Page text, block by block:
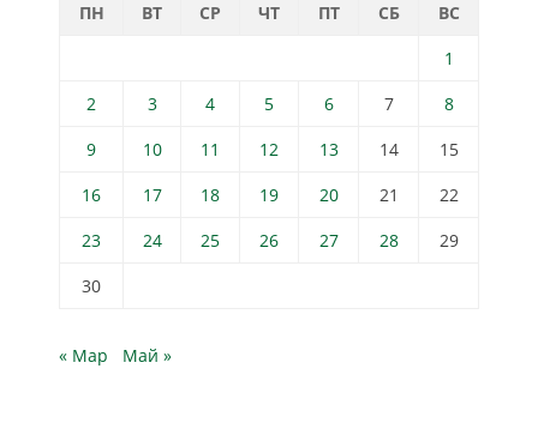
ПН ВТ СР ЧТ ПТ СБ
ВС
1
2
3 4 5 6 7
8
9
10 11 12 13 14
15
16
17 18 19 20 21
22
23
24 25 26 27 28
29
30
« Мар Май »